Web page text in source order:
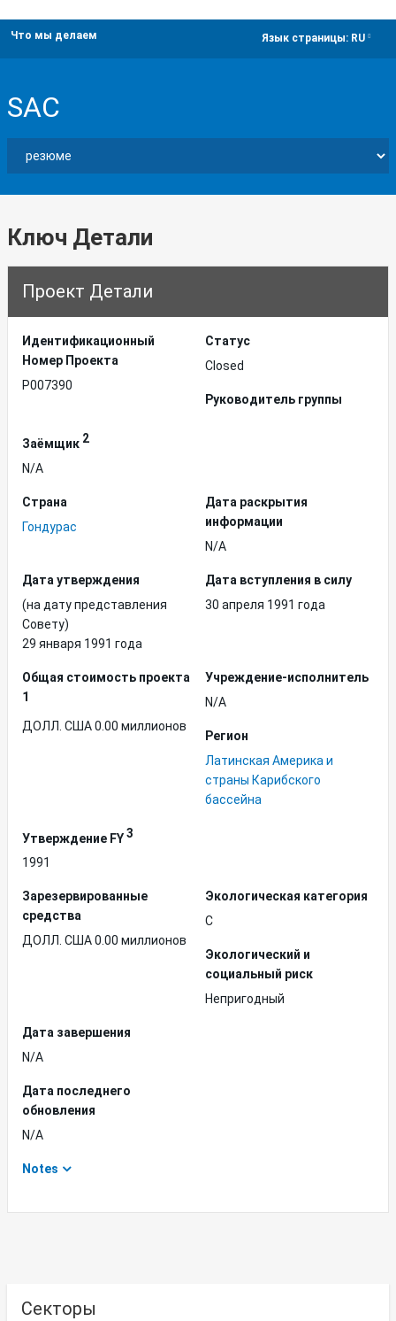
Что мы делаем Язык страницы: RU
SAC
Ключ Детали
Проект Детали
Идентификационный
Hомер Проекта
P007390
Статус
Closed
Руководитель группы
Заёмщик 2
N/A
Страна
Гондурас
Дата раскрытия
информации
N/A
Дата утверждения
(на дату представления
Совету)
29 января 1991 года
Дата вступления в силу
30 апреля 1991 года
Общая стоимость проекта
1
ДОЛЛ. США 0.00 миллионов
Учреждение-исполнитель
N/A
Регион
Латинская Америка и
страны Карибского
бассейна
Утверждение FY3
1991
Зарезервированные
средства
ДОЛЛ. США 0.00 миллионов
Экологическая категория
C
Экологический и
социальный риск
Непригодный
Дата завершения
N/A
Дата последнего
обновления
N/A
Notes
Секторы